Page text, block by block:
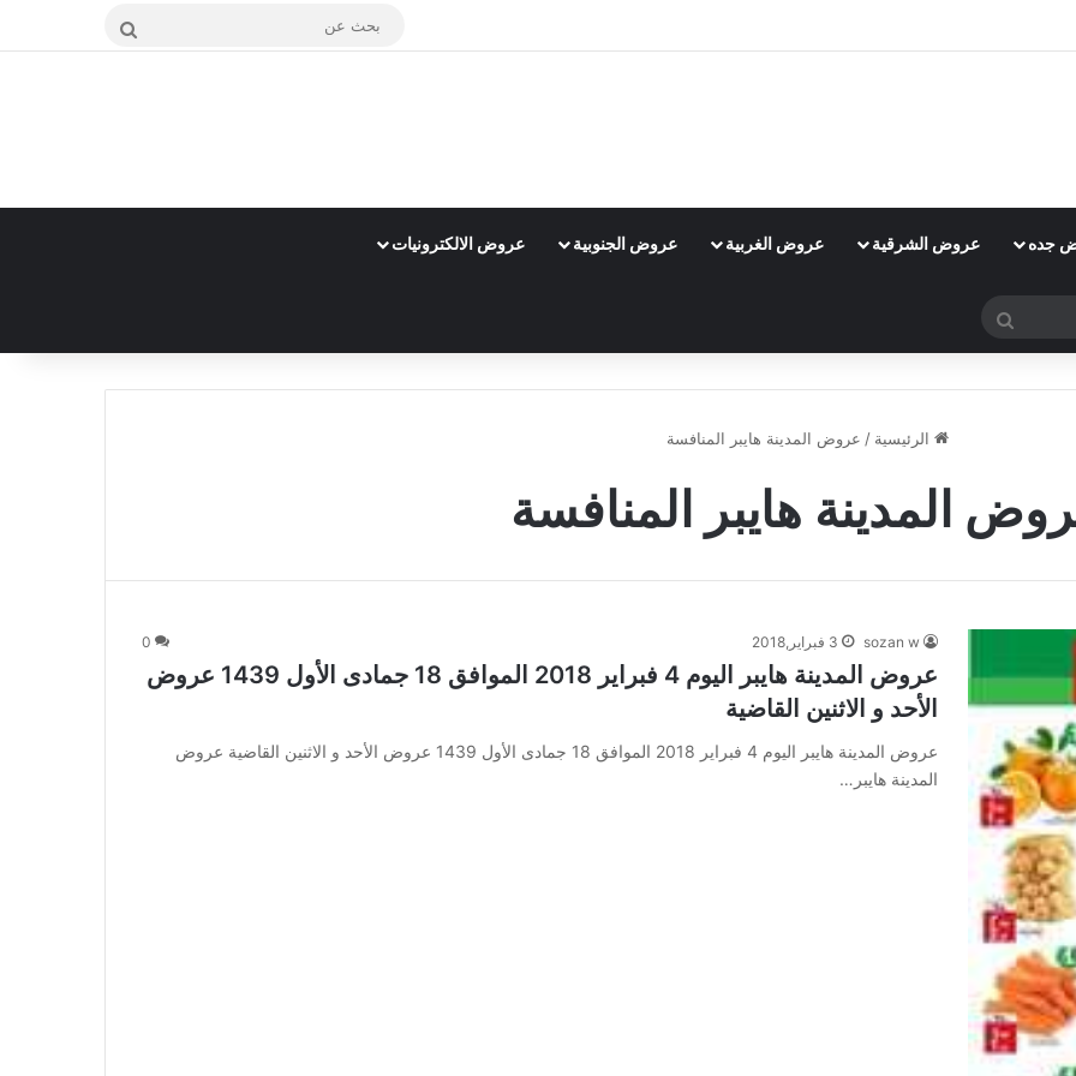
بحث
جده عروض الشرقية عروض الغربية عروض الجنوبية عروض الالكترونيات
بحث
الرئيسية / عروض المدينة هايبر المنافسة
المدينة هايبر المنافسة
sozan w 3 فبراير,2018 0
عروض المدينة هايبر اليوم 4 فبراير 2018 الموافق 18 جمادى الأول 1439 عروض
الأحد و الاثنين القاضية
عروض المدينة هايبر اليوم 4 فبراير 2018 الموافق 18 جمادى الأول 1439 عروض الأحد و الاثنين القاضية عروض
المدينة هايبر…